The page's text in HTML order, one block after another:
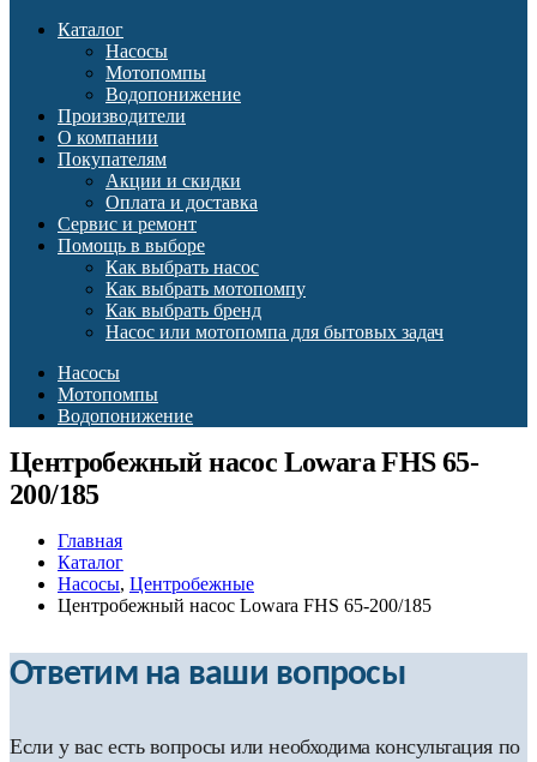
Каталог
Насосы
Мотопомпы
Водопонижение
Производители
О компании
Покупателям
Акции и скидки
Оплата и доставка
Сервис и ремонт
Помощь в выборе
Как выбрать насос
Как выбрать мотопомпу
Как выбрать бренд
Насос или мотопомпа для бытовых задач
Насосы
Мотопомпы
Водопонижение
Центробежный насос Lowara FHS 65-
200/185
Главная
Каталог
Насосы, Центробежные
Центробежный насос Lowara FHS 65-200/185
Ответим на ваши вопросы
Если у вас есть вопросы или необходима консультация по